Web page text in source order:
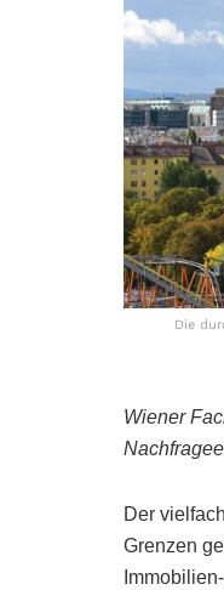
Die
Wiener
Der
Grenzen